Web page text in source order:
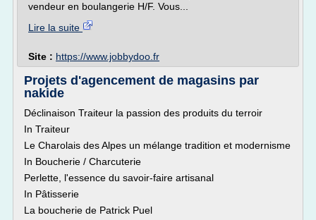
vendeur en boulangerie H/F. Vous...
Lire la suite
Site : https://www.jobbydoo.fr
Projets d'agencement de magasins par
nakide
Déclinaison Traiteur la passion des produits du terroir
In Traiteur
Le Charolais des Alpes un mélange tradition et modernisme
In Boucherie / Charcuterie
Perlette, l'essence du savoir-faire artisanal
In Pâtisserie
La boucherie de Patrick Puel